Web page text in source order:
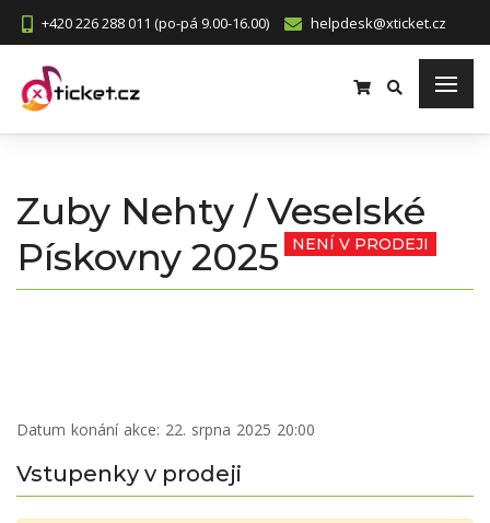
+420 226 288 011 (po-pá 9.00-16.00) helpdesk@xticket.cz
Zuby Nehty / Veselské
Pískovny 2025
NENÍ V PRODEJI
Datum konání akce: 22. srpna 2025 20:00
Vstupenky v prodeji